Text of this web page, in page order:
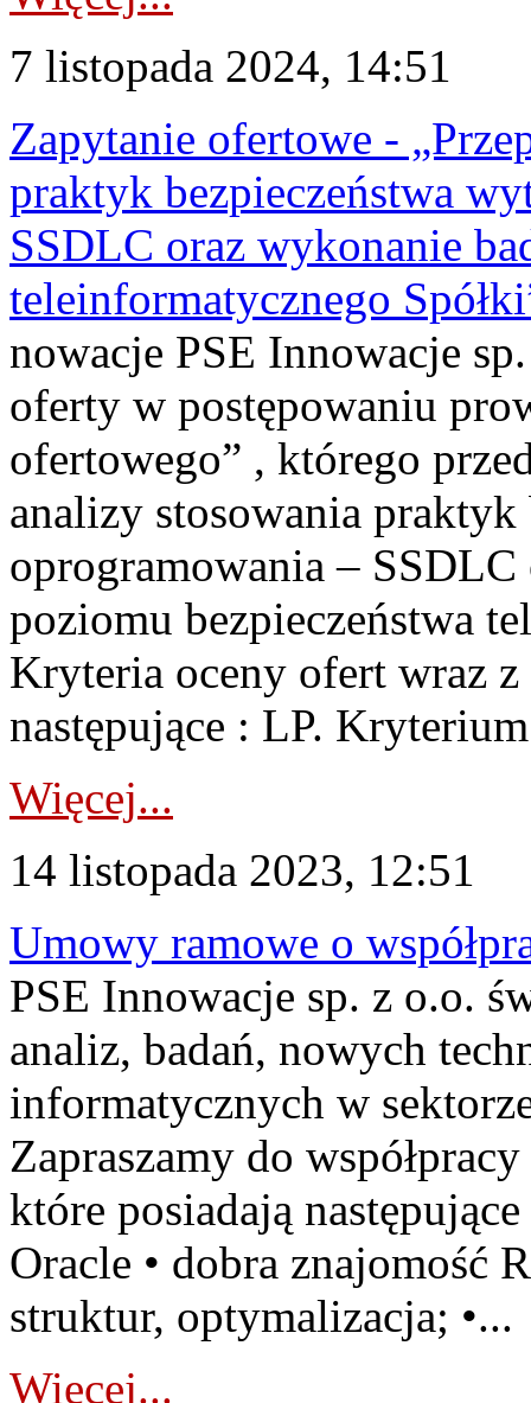
7 listopada 2024, 14:51
Zapytanie ofertowe -
praktyk bezpieczeństwa
SSDLC oraz wykonanie
teleinformatycznego
nowacje PSE Innowacje
oferty w postępowaniu
ofertowego” , którego
analizy stosowania
oprogramowania –
poziomu bezpieczeństwa
Kryteria oceny ofert wraz z
następujące : LP.
Więcej...
14 listopada 2023, 12:51
Umowy ramowe o
PSE Innowacje sp. z o.o.
analiz, badań, nowych
informatycznych w
Zapraszamy do
które posiadają
Oracle • dobra znajomość
struktur, optymalizacja; •...
Więcej...